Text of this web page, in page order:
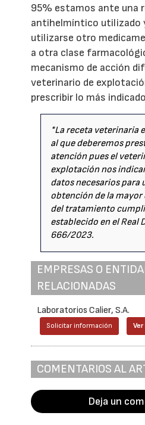
95% estamos ante una
antihelmíntico utilizado
utilizarse otro
a otra clase
mecanismo de acción
veterinario de
prescribir lo más
*La receta veterinaria
al que deberemos
atención pues el
explotación nos
datos necesarios para
obtención de la mayor
del tratamiento
establecido en el Real
666/2023.
EMPRESAS O
RELACIONADAS
Laboratorios Calier, S.A.
Solicitar información
COMENTARIOS AL
Deja un